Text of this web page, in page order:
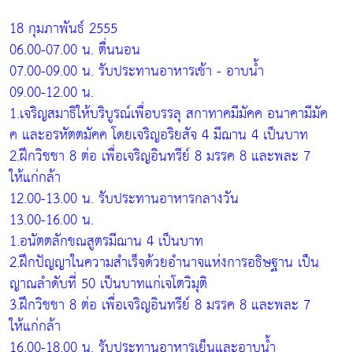
18 กุมภาพันธ์ 2555
06.00-07.00 น. ตื่นนอน
07.00-09.00 น. รับประทานอาหารเช้า - อาบน้ำ
09.00-12.00 น.
1.เจริญสมาธิให้บริบูรณ์เพื่อบรรลุ สกาทาคมีมัคค อนาคามีมัค
ค และอรหัตตมัคค โดยเจริญอริยสัจ 4 มีฌาน 4 เป็นบาท
2.ฝึกวิชชา 8 ต่อ เพื่อเจริญอินทรีย์ 8 มรรค 8 และพละ 7
ให้แก่กล้า
12.00-13.00 น. รับประทานอาหารกลางวัน
13.00-16.00 น.
1.อนัตตลักขณสูตรมีฌาน 4 เป็นบาท
2.ฝึกปัญญาในความสำเร็จด้วยอำนาจแห่งการอธิษฐาน เป็น
ญาณลำดับที่ 50 เป็นบาทแก่เจโตวิมุติ
3.ฝึกวิชชา 8 ต่อ เพื่อเจริญอินทรีย์ 8 มรรค 8 และพละ 7
ให้แก่กล้า